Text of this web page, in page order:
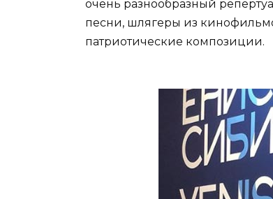
очень разнообразный
песни, шлягеры из
патриотические композиции.